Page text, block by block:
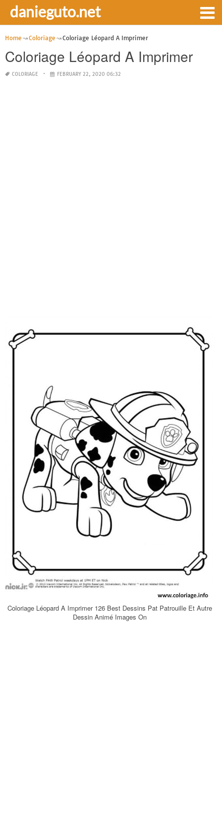
danieguto.net
Home Coloriage Coloriage Léopard A Imprimer
Coloriage Léopard A Imprimer
COLORIAGE FEBRUARY 22, 2020 06:32
Coloriage Léopard A Imprimer 126 Best Dessins Pat Patrouille Et Autre
Dessin Animé Images On